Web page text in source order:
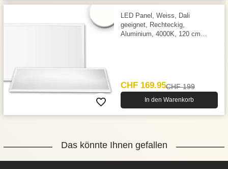
LED Panel, Weiss, Dali
geeignet, Rechteckig,
Aluminium, 4000K, 120 cm
CHF 169.95CHF 199
In den Warenkorb
Das könnte Ihnen gefallen